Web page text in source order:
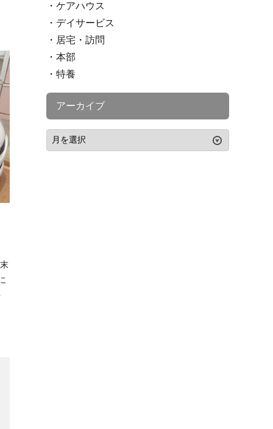
ケアハウス
デイサービス
居宅・訪問
本部
特養
アーカイブ